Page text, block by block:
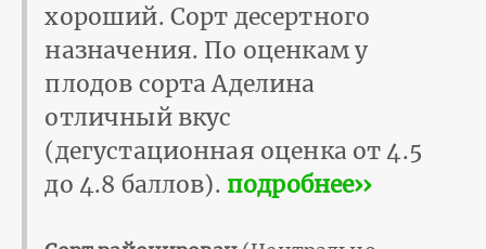
хороший. Сорт десертного
назначения. По оценкам у
плодов сорта Аделина
отличный вкус
(дегустационная оценка от 4.5
до 4.8 баллов). подробнее››